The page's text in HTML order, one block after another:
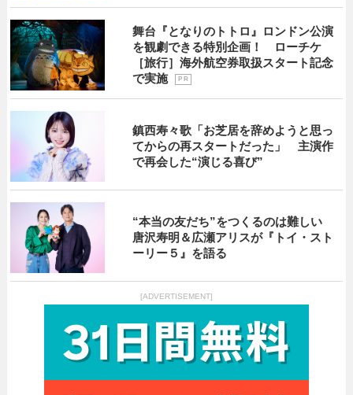
舞台『となりのトトロ』ロンドン公演
を観劇できる特別企画！ ローチケ
［旅行］海外航空券取扱スタート記念
で実施
P R
鎮西寿々歌「お芝居を辞めようと思っ
てからの再スタートだった」 主演作
で再会した“演じる喜び”
“本当の友だち”をつくるのは難しい
唐沢寿明＆広瀬アリスが『トイ・スト
ーリー５』を語る
[ADVERTISEMENT]